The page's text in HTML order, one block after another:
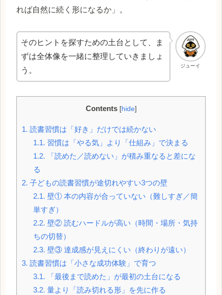
れば自然に続く形になるか」。
ジューイ
そのヒントを探すための土台として、ま
ずは全体像を一緒に整理していきましょ
う。
Contents [hide]
1. 読書習慣は「好き」だけでは続かない
1.1. 習慣は「やる気」より「仕組み」で決まる
1.2. 「読めた／読めない」が積み重なると差にな
る
2. 子どもの読書習慣が途切れやすい3つの壁
2.1. 壁① 本の内容が合っていない（難しすぎ／簡
単すぎ）
2.2. 壁② 読むハードルが高い（時間・場所・気持
ちの切替）
2.3. 壁③ 達成感が見えにくい（終わりが遠い）
3. 読書習慣は「小さな成功体験」で育つ
3.1. 「最後まで読めた」が最初の土台になる
3.2. 量より「読み切れる形」を先に作る